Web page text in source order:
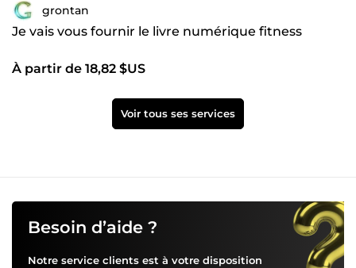
grontan
Je vais vous fournir le livre numérique fitness
À partir de 18,82 $US
Voir tous ses services
Besoin d’aide ?
Notre service clients est à votre disposition